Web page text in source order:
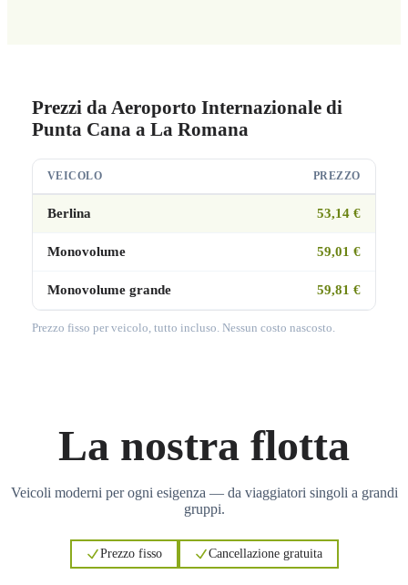
Prezzi da Aeroporto Internazionale di
Punta Cana a La Romana
VEICOLO PREZZO
Berlina 53,14 €
Monovolume 59,01 €
Monovolume grande 59,81 €
Prezzo fisso per veicolo, tutto incluso. Nessun costo nascosto.
La nostra flotta
Veicoli moderni per ogni esigenza — da viaggiatori singoli a grandi
gruppi.
Prezzo fisso Cancellazione gratuita